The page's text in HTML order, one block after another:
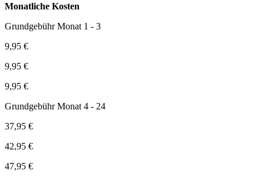
Monatliche Kosten
Grundgebühr Monat 1 - 3
9,95 €
9,95 €
9,95 €
Grundgebühr Monat 4 - 24
37,95 €
42,95 €
47,95 €